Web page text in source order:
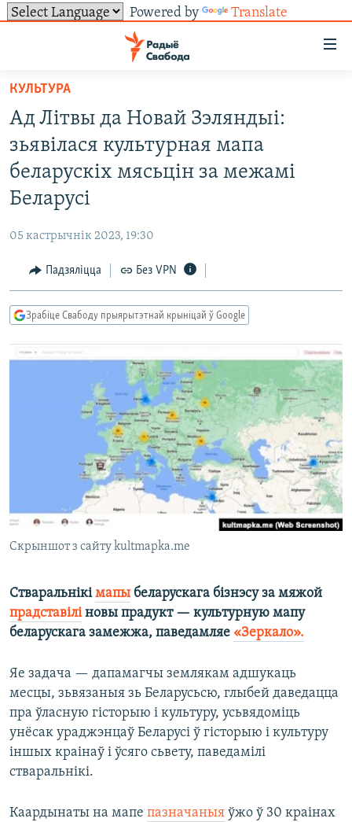
Powered by Translate
ўнівэрсальнага
доступу
Перайсьці
да
галоўнага
зьместу
Перайсьці
да
галоўнай
навігацыі
Перайсьці
да
пошуку
ЭКАНОМІКА
ВАЙНА
БЕЛАРУСЫ НА ВАЙНЕ
КУЛЬТУРА
ТОЛЬКІ НА СВАБОДЗЕ
ПАДКАСТЫ
КНІГІ
АЎДЫЁКНІГІ
МОВА
НА ХВАЛЯХ СВАБОДЫ
СУВЯЗЬ
АБЫСЬЦІ БЛЯКАВАНЬНЕ
ПАДПІСАЦЦА
ПАДКАСТЫ
FACEBOOK
TWITTER
САЧЫЦЕ ЗА АБНАЎЛЕНЬНЯМІ
КУЛЬТУРА
Ад Літвы да Новай Зэляндыі:
зьявілася культурная мапа
беларускіх мясьцін за межамі
Беларусі
05 кастрычнік 2023, 19:30
Падзяліцца Без VPN
Зрабіце Свабоду прыярытэтнай крыніцай ў Google
Скрыншот з сайту kultmapka.me
Стваральнікімапы беларускага бізнэсу за мяжой
прадставіліновы прадукт — культурную мапу
беларускага замежжа, паведамляе «Зеркало».
Яе задача — дапамагчы землякам адшукаць
месцы, зьвязаныя зь Беларусьсю, глыбей даведацца
пра ўласную гісторыю і культуру, усьвядоміць
унёсак ураджэнцаў Беларусі ў гісторыю і культуру
іншых краінаў і ўсяго сьвету, паведамілі
стваральнікі.
Каардынаты на мапе пазначаныя ўжо ў 30 краінах